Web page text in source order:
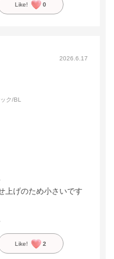
Like! 0
2026.6.17
ク/BL
上げのため小さいです
Like! 2